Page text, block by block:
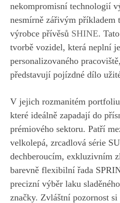
nekompromisní technologií
nesmírně zářivým příkladem
výrobce přívěsů SHINE.
tvorbě vozidel, která neplní
personalizovaného
představují pojízdné dílo
V jejich rozmanitém
které ideálně zapadají do
prémiového sektoru. Patří
velkolepá, zrcadlová série
dechberoucím, exkluzivním
barevně flexibilní řada
precizní výběr laku
značky. Zvláštní pozornost